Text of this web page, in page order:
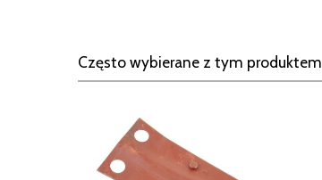
Często wybierane z tym produktem